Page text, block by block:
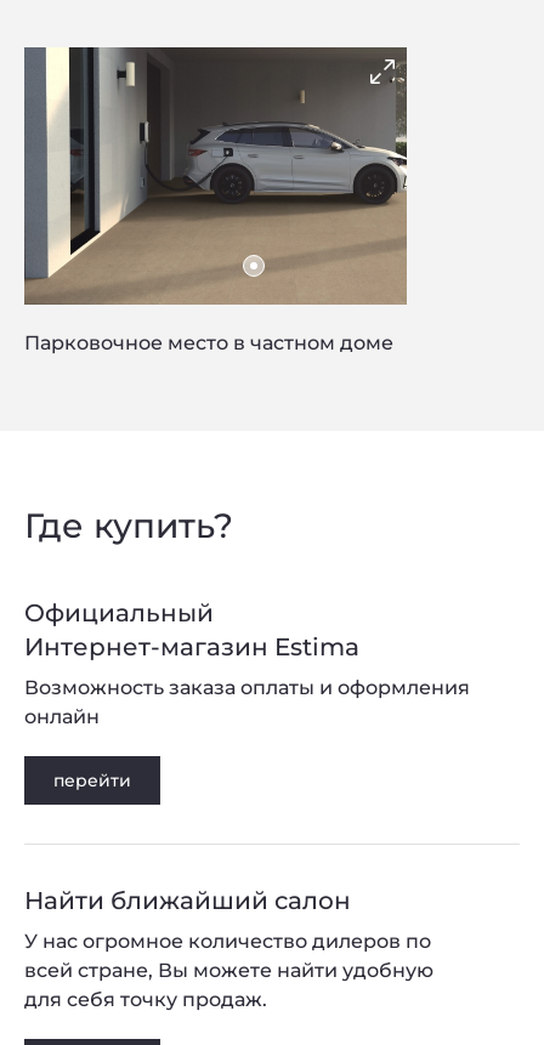
Парковочное место в частном доме
Где купить?
Официальный
Интернет-магазин Estima
перейти
Возможность заказа оплаты и оформления
онлайн
Найти ближайший салон
У нас огромное количество дилеров по
всей стране, Вы можете найти удобную
для себя точку продаж.